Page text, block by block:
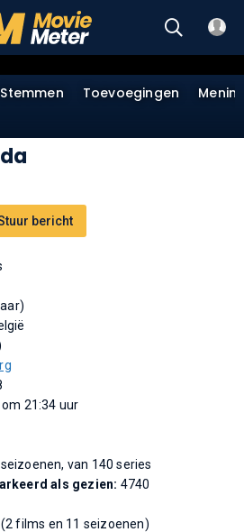
bericht
Stemmen Toevoegingen
21:34 uur
van 140 series
als gezien: 4740
films en 11 seizoenen)